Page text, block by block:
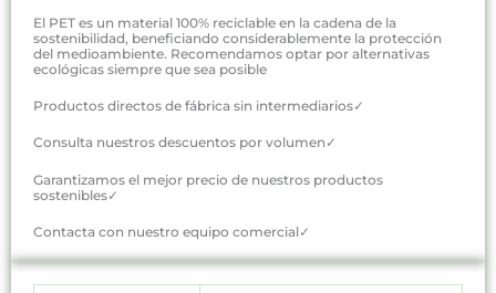
El PET es un material 100% reciclable en la cadena de la
sostenibilidad, beneficiando considerablemente la protección
del medioambiente. Recomendamos optar por alternativas
ecológicas siempre que sea posible
Productos directos de fábrica sin intermediarios✓
Consulta nuestros descuentos por volumen✓
Garantizamos el mejor precio de nuestros productos
sostenibles✓
Contacta con nuestro equipo comercial✓